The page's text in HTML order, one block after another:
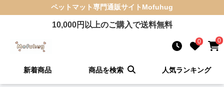
ペットマット専門通販サイト Mofuhug
10,000円以上のご購入で送料無料
0 0
新着商品 商品を検索 人気ランキング